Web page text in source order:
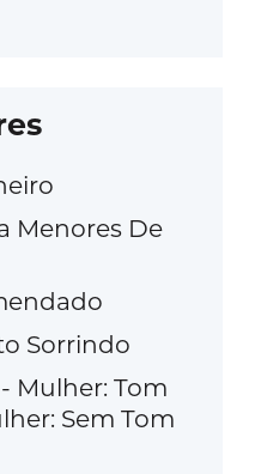
Menores De
Sorrindo
Mulher: Tom
Sem Tom